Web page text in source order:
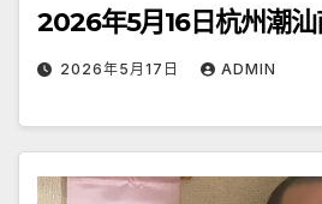
2026年5月16日杭州潮汕
2026年5月17日 ADMIN